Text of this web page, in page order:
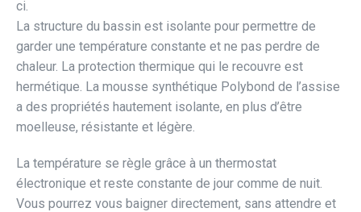
ci.
La structure du bassin est isolante pour permettre de
garder une température constante et ne pas perdre de
chaleur. La protection thermique qui le recouvre est
hermétique. La mousse synthétique Polybond de l’assise
a des propriétés hautement isolante, en plus d’être
moelleuse, résistante et légère.
La température se règle grâce à un thermostat
électronique et reste constante de jour comme de nuit.
Vous pourrez vous baigner directement, sans attendre et